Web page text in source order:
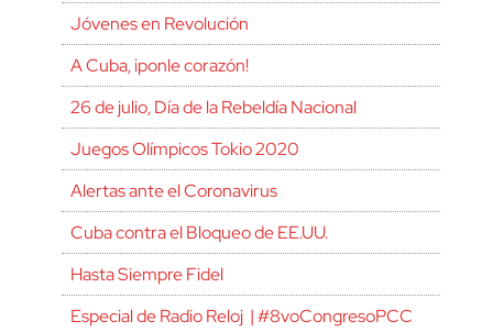
Jóvenes en Revolución
A Cuba, ¡ponle corazón!
26 de julio, Día de la Rebeldía Nacional
Juegos Olímpicos Tokio 2020
Alertas ante el Coronavirus
Cuba contra el Bloqueo de EE.UU.
Hasta Siempre Fidel
Especial de Radio Reloj | #8voCongresoPCC